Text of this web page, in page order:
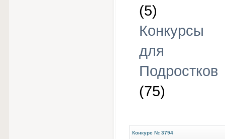
(5)
Конкурсы
для
Подростков
(75)
Конкурс № 3794